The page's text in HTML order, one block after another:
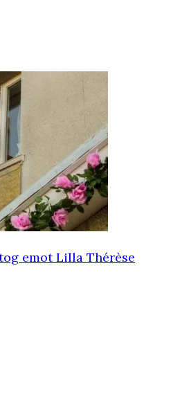
emot Lilla Thérèse